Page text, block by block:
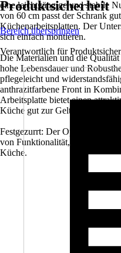
eine leichtgängige und stabile
von 60 cm passt der Schrank
Küchenarbeitsplatten. Der
sich einfach montieren.
Die Materialien und die
hohe Lebensdauer und
pflegeleicht und
anthrazitfarbene Front in
Arbeitsplatte bietet einen
Küche gut zur Geltung kommt.
Festgezurrt: Der Optifit
von Funktionalität, Flexibilität
Küche.
Produktsicherheit
Bereich überspringen
Verantwortlich für